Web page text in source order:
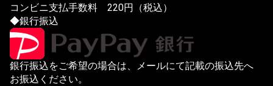
コンビニ支払手数料 220円（税込）
◆銀行振込
銀行振込をご希望の場合は、メールにて記載の振込先へ
お振込ください。